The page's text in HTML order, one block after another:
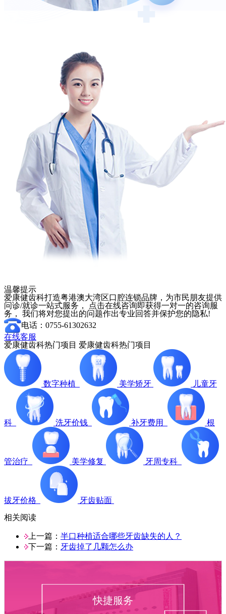
温馨提示
爱康健齿科打造粤港澳大湾区口腔连锁品牌，为市民朋友提供
问诊/就诊一站式服务， 点击在线咨询即获得一对一的咨询服
务， 我们将对您提出的问题作出专业回答并保护您的隐私!
电话：0755-61302632
在线客服
爱康健齿科热门项目 爱康健齿科热门项目
数字种植 美学矫牙 儿童牙
科 洗牙价钱 补牙费用 根
管治疗 美学修复 牙周专科
拔牙价格
牙齿贴面
相关阅读
上一篇： 半口种植适合哪些牙齿缺失的人？
下一篇： 牙齿掉了几颗怎么办
快捷服务